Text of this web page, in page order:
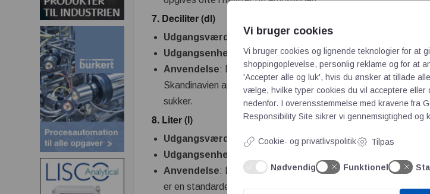
7. Deciliter (dl)
Udgangsværdi
: En deciliter er en tiendedel af en liter.
Udgangsenhed
: 1 deciliter = 0,1 liter = 100 milliliter.
Anvendelse: Deciliter bruges hyppigt i køkkenet til at måle
Skandinavien angiver ofte mængder i deciliter. For eksempel
sukker.
8. Liter (l)
Udgangsværdi
: En liter er en basismåleenhed for volumen i
Udgangsenhed
Anvendelse: Liter bruges til at måle større mængder væske i
er en standardenhed for volumen og bruges bredt i både
Vi bruger cookies
Vi bruger cookies og lignende teknologier for at
shoppingoplevelse, personlig reklame og for at
'Accepter alle og luk', hvis du ønsker at tillade
vælge, hvilke typer cookies du vil acceptere eller
nedenfor. I overensstemmelse med kravene fra
Responsibility Site sikrer vi gennemsigtighed og
Cookie- og privatlivspolitik Tilpas
Nødvendig Funktionel